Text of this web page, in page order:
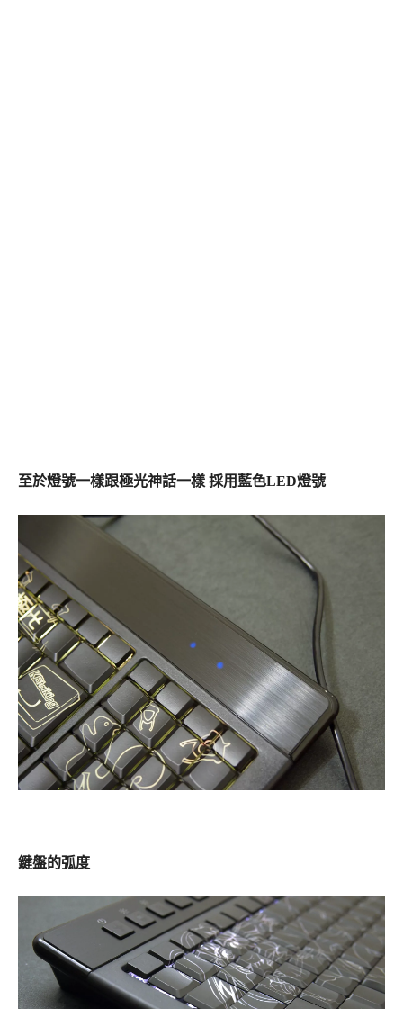
至於燈號一樣跟極光神話一樣 採用藍色LED燈號
鍵盤的弧度